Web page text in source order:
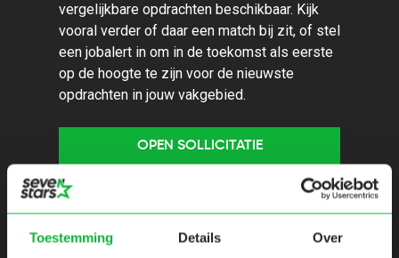
Toestemming Details Over
vergelijkbare opdrachten beschikbaar. Kijk
vooral verder of daar een match bij zit, of stel
een jobalert in om in de toekomst als eerste
op de hoogte te zijn voor de nieuwste
opdrachten in jouw vakgebied.
OPEN SOLLICITATIE
Gerelateerde opdrachten